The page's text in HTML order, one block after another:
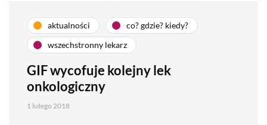
aktualności
co? gdzie? kiedy?
wszechstronny lekarz
GIF wycofuje kolejny lek
onkologiczny
1 lutego 2018